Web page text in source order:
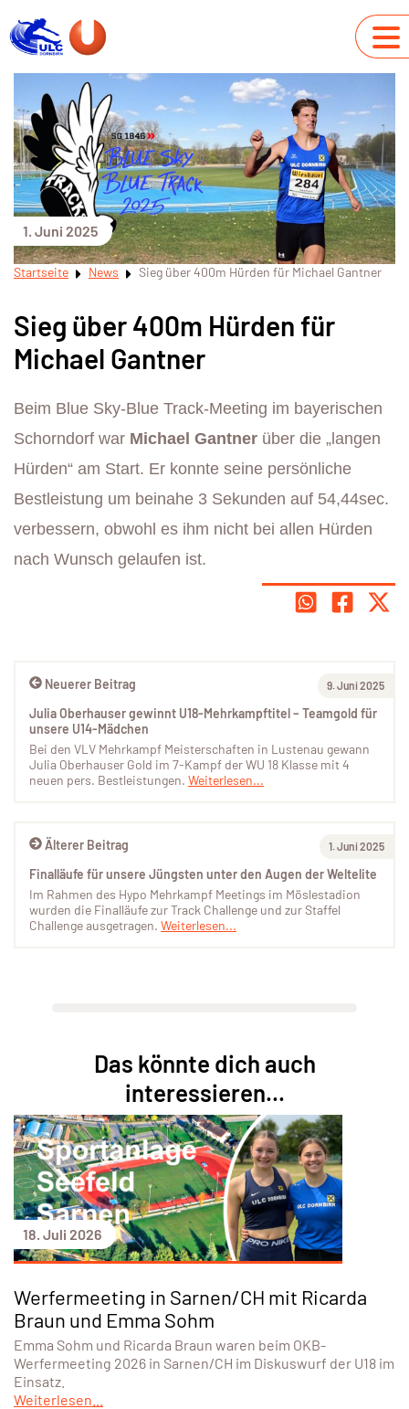
1. Juni 2025
Startseite News Sieg über 400m Hürden für Michael Gantner
Sieg über 400m Hürden für
Michael Gantner
Beim Blue Sky-Blue Track-Meeting im bayerischen
Schorndorf war Michael Gantner über die „langen
Hürden“ am Start. Er konnte seine persönliche
Bestleistung um beinahe 3 Sekunden auf 54,44sec.
verbessern, obwohl es ihm nicht bei allen Hürden
nach Wunsch gelaufen ist.
Älterer Beitrag 1. Juni 2025
Finalläufe für unsere Jüngsten unter den Augen der Weltelite
Im Rahmen des Hypo Mehrkampf Meetings im Möslestadion
wurden die Finalläufe zur Track Challenge und zur Staffel
Challenge ausgetragen. Weiterlesen...
Neuerer Beitrag 9. Juni 2025
Julia Oberhauser gewinnt U18-Mehrkampftitel – Teamgold für
unsere U14-Mädchen
Bei den VLV Mehrkampf Meisterschaften in Lustenau gewann
Julia Oberhauser Gold im 7-Kampf der WU 18 Klasse mit 4
neuen pers. Bestleistungen. Weiterlesen...
Das könnte dich auch
interessieren...
18. Juli 2026
Werfermeeting in Sarnen/CH mit Ricarda
Braun und Emma Sohm
Emma Sohm und Ricarda Braun waren beim OKB-
Werfermeeting 2026 in Sarnen/CH im Diskuswurf der U18 im
Einsatz.
Weiterlesen...